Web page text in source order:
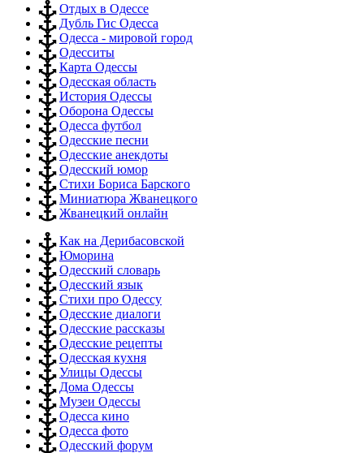
Отдых в Одессе
Дубль Гис Одесса
Одесса - мировой город
Одесситы
Карта Одессы
Одесская область
История Одессы
Оборона Одессы
Одесса футбол
Одесские песни
Одесские анекдоты
Одесский юмор
Стихи Бориса Барского
Миниатюра Жванецкого
Жванецкий онлайн
Как на Дерибасовской
Юморина
Одесский словарь
Одесский язык
Стихи про Одессу
Одесские диалоги
Одесские рассказы
Одесские рецепты
Одесская кухня
Улицы Одессы
Дома Одессы
Музеи Одессы
Одесса кино
Одесса фото
Одесский форум